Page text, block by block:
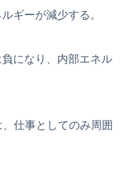
ギーが減少する。
になり、内部エネル
仕事としてのみ周囲